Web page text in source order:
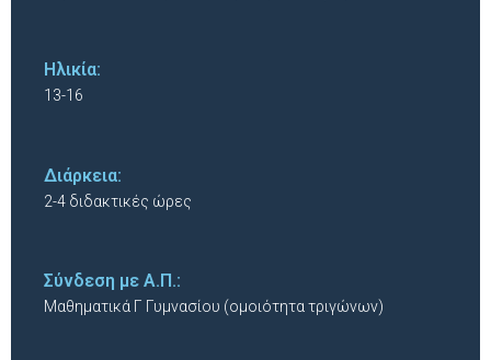
Ηλικία:
13-16
Διάρκεια:
2-4 διδακτικές ώρες
Σύνδεση με Α.Π.:
Μαθηματικά Γ Γυμνασίου (ομοιότητα τριγώνων)